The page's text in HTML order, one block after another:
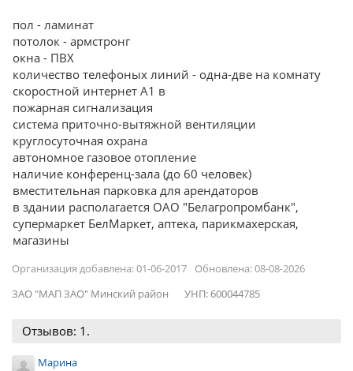
пол - ламинат
потолок - армстронг
окна - ПВХ
количество телефоных линий - одна-две на комнату
скоростной интернет А1 в
пожарная сигнализация
система приточно-вытяжной вентиляции
круглосуточная охрана
автономное газовое отопление
наличие конференц-зала (до 60 человек)
вместительная парковка для арендаторов
в здании располагается ОАО "Белагропромбанк",
супермаркет БелМаркет, аптека, парикмахерская,
магазины
Организация добавлена: 01-06-2017
Обновлена: 08-08-2026
ЗАО "МАП ЗАО" Минский район
УНП: 600044785
Отзывов: 1.
Марина